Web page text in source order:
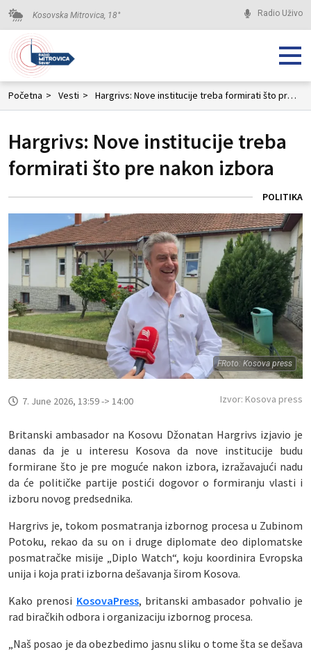
Kosovska Mitrovica, 18° Radio Uživo
Početna > Vesti > Hargrivs: Nove institucije treba formirati što pre nakon izbora
Hargrivs: Nove institucije treba
formirati što pre nakon izbora
POLITIKA
FRoto: Kosova press
7. June 2026, 13:59 -> 14:00 Izvor: Kosova press
Britanski ambasador na Kosovu Džonatan Hargrivs izjavio je
danas da je u interesu Kosova da nove institucije budu
formirane što je pre moguće nakon izbora, izražavajući nadu
da će političke partije postići dogovor o formiranju vlasti i
izboru novog predsednika.
Hargrivs je, tokom posmatranja izbornog procesa u Zubinom
Potoku, rekao da su on i druge diplomate deo diplomatske
posmatračke misije „Diplo Watch“, koju koordinira Evropska
unija i koja prati izborna dešavanja širom Kosova.
Kako prenosi KosovaPress, britanski ambasador pohvalio je
rad biračkih odbora i organizaciju izbornog procesa.
„Naš posao je da obezbedimo jasnu sliku o tome šta se dešava